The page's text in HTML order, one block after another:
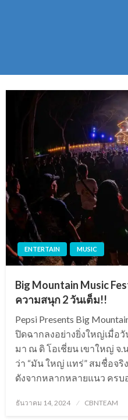
ENTERTAIN MUSIC
Big Mountain Music
ความสนุก 2 วันเต็ม!!
Pepsi Presents Big
ปิดฉากลงอย่างยิ่งใหญ่เมื่อ
มา ณ ดิ โอเชี่ยน เขาใหญ่ จ
ว่า “มัน ใหญ่ แทร่” สมชื่อจ
ดังจากหลากหลายแนว คร
Posted
ธันวาคม 14, 2024 CBNTEAM